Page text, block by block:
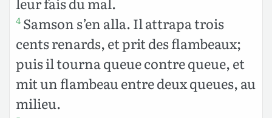
4 Samson s’en alla. Il attrapa trois
cents renards, et prit des flambeaux;
puis il tourna queue contre queue, et
mit un flambeau entre deux queues, au
milieu.